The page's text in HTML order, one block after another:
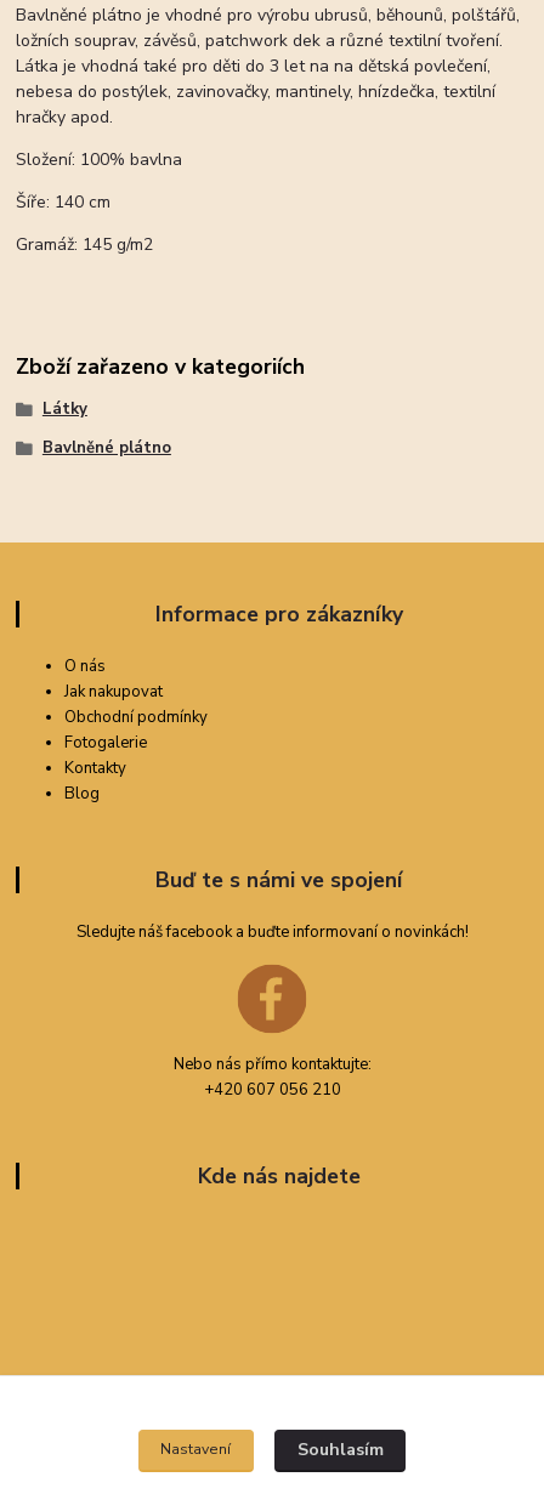
Bavlněné plátno je vhodné pro výrobu ubrusů, běhounů, polštářů,
ložních souprav, závěsů, patchwork dek a různé textilní tvoření.
Látka je vhodná také pro děti do 3 let na na dětská povlečení,
nebesa do postýlek, zavinovačky, mantinely, hnízdečka, textilní
hračky apod.
Složení: 100% bavlna
Šíře: 140 cm
Gramáž: 145 g/m2
Zboží zařazeno v kategoriích
Látky
Bavlněné plátno
Informace pro zákazníky
O nás
Jak nakupovat
Obchodní podmínky
Fotogalerie
Kontakty
Blog
Buď te s námi ve spojení
Sledujte náš facebook a buďte informovaní o novinkách!
Nebo nás přímo kontaktujte:
+420 607 056 210
Kde nás najdete
Nastavení Souhlasím